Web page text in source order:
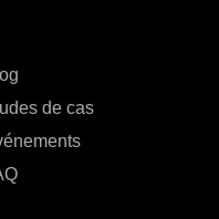
de cas